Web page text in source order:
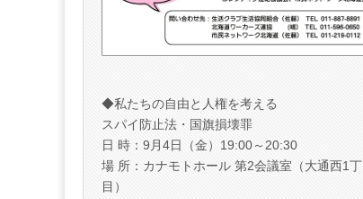
◆私たちの自由と人権を考える
スパイ防止法・国旗損壊罪
日 時：9月4日（金）19:00～20:30
場 所：カナモトホール 第2会議室（大通西1丁
目）